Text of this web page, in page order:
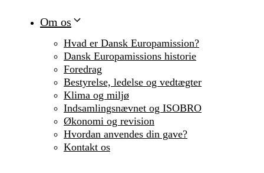
Om os
Hvad er Dansk Europamission?
Dansk Europamissions historie
Foredrag
Bestyrelse, ledelse og vedtægter
Klima og miljø
Indsamlingsnævnet og ISOBRO
Økonomi og revision
Hvordan anvendes din gave?
Kontakt os